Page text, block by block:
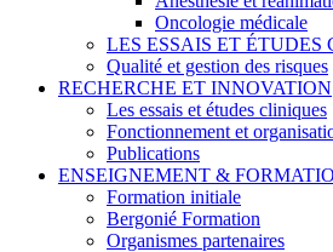
Oncologie médicale
LES ESSAIS ET ÉTUDES
Qualité et gestion des risques
RECHERCHE ET INNOVATION
Les essais et études cliniques
Fonctionnement et
Publications
ENSEIGNEMENT &
Formation initiale
Bergonié Formation
Organismes partenaires